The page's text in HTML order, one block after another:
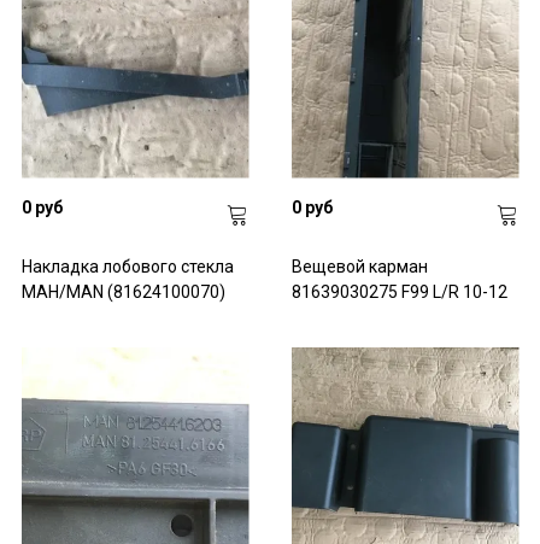
0 руб
Накладка лобового стекла
МАН/MAN (81624100070)
0 руб
Вещевой карман
81639030275 F99 L/R 10-12